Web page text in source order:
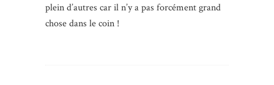
plein d’autres car il n’y a pas forcément grand
chose dans le coin !